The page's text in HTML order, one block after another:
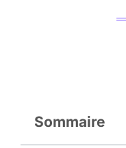
Sommaire